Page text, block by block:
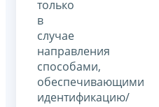
только
в
случае
направления
способами,
обеспечивающими
идентификацию/